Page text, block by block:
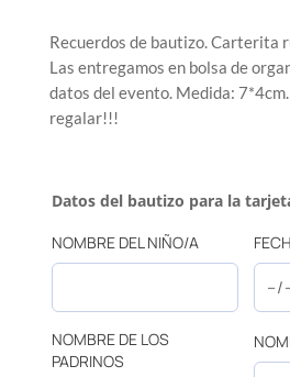
Recuerdos de bautizo. Carterita
Las entregamos en bolsa de
datos del evento. Medida:
regalar!!!
Datos del bautizo para la
NOMBRE DEL NIÑO/A
NOMBRE DE LOS
PADRINOS